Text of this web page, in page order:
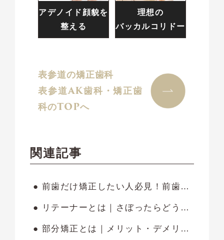
アデノイド顔貌を
整える
理想の
バッカルコリドー
表参道の矯正歯科
表参道AK歯科・矯正歯
科のTOPへ
関連記事
● 前歯だけ矯正したい人必見！前歯の部分矯正にかかる費用やメリット・注意点を解説
● リテーナーとは｜さぼったらどうなる？いつまで着ける必要があるのかも解説します
● 部分矯正とは｜メリット・デメリットやかかる費用・期間も紹介します